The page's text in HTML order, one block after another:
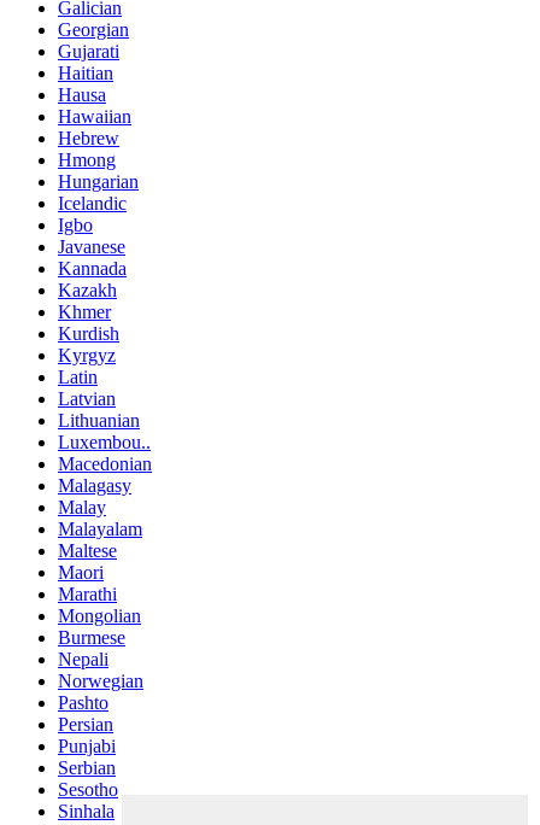
Galician
Georgian
Gujarati
Haitian
Hausa
Hawaiian
Hebrew
Hmong
Hungarian
Icelandic
Igbo
Javanese
Kannada
Kazakh
Khmer
Kurdish
Kyrgyz
Latin
Latvian
Lithuanian
Luxembou..
Macedonian
Malagasy
Malay
Malayalam
Maltese
Maori
Marathi
Mongolian
Burmese
Nepali
Norwegian
Pashto
Persian
Punjabi
Serbian
Sesotho
Sinhala